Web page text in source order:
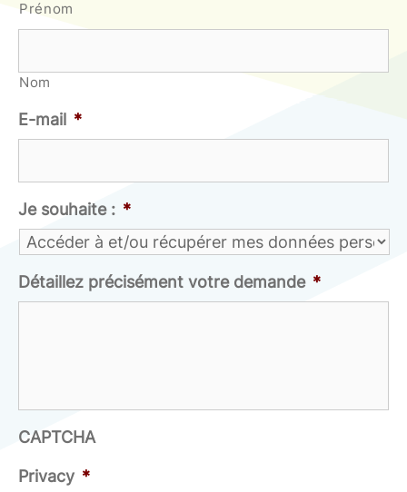
Prénom
Nom
E-mail *
Je souhaite : *
Détaillez précisément votre demande *
CAPTCHA
Privacy *